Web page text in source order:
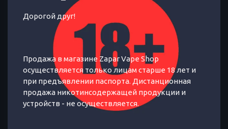
ЖИДКОСТИ ДЛЯ ПОД-СИСТЕМ
Невероятно вкусный и ароматный
джем из яблок и киви.
Дорогой друг!
Продажа в магазине Zapar Vape Shop
осуществляется только лицам старше 18 лет и
при предъявлении паспорта. Дистанционная
продажа никотинсодержащей продукции и
устройств - не осуществляется.